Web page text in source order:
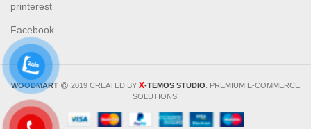
printerest
Facebook
WOODMART 2019 CREATED BY X-TEMOS STUDIO . PREMIUM E-COMMERCE
SOLUTIONS.